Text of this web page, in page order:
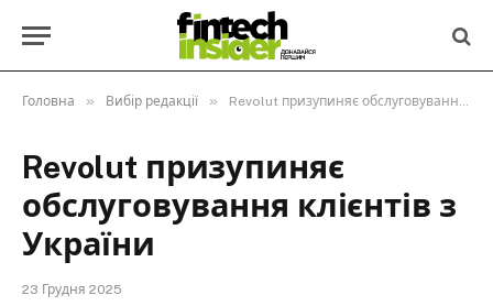
Головна » Вибір редакції » Revolut призупиняє обслуговування клієнтів з України
Revolut призупиняє
обслуговування клієнтів з
України
23 Грудня 2025